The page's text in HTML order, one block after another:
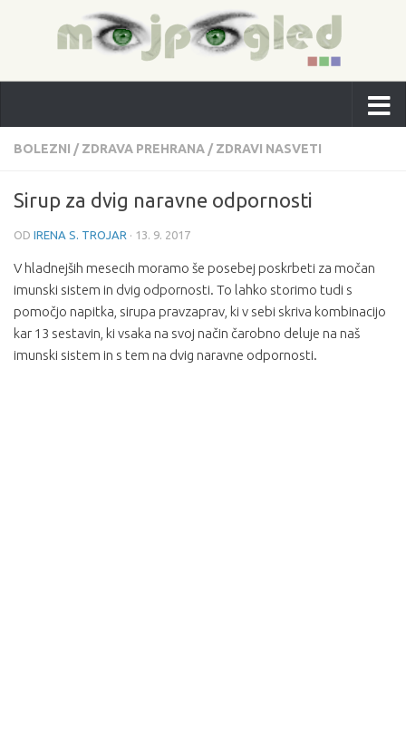
BOLEZNI / ZDRAVA PREHRANA / ZDRAVI NASVETI
Sirup za dvig naravne odpornosti
OD IRENA S. TROJAR · 13. 9. 2017
V hladnejših mesecih moramo še posebej poskrbeti za močan
imunski sistem in dvig odpornosti. To lahko storimo tudi s
pomočjo napitka, sirupa pravzaprav, ki v sebi skriva kombinacijo
kar 13 sestavin, ki vsaka na svoj način čarobno deluje na naš
imunski sistem in s tem na dvig naravne odpornosti.